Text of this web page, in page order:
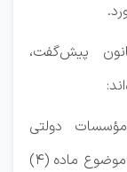
بند (ب) ماده (1) قانون پیش‌گفت،
مؤسسات دولتی
زیرمجموعه قوه مجریه و شرکت‌های دولتی موضوع ماده (4)